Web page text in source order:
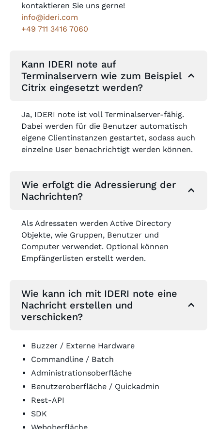
kontaktieren Sie uns gerne!
info@ideri.com
+49 711 3416 7060
Kann IDERI note auf
Terminalservern wie zum Beispiel
Citrix eingesetzt werden?
Ja, IDERI note ist voll Terminalserver-fähig.
Dabei werden für die Benutzer automatisch
eigene Clientinstanzen gestartet, sodass auch
einzelne User benachrichtigt werden können.
Wie erfolgt die Adressierung der
Nachrichten?
Als Adressaten werden Active Directory
Objekte, wie Gruppen, Benutzer und
Computer verwendet. Optional können
Empfängerlisten erstellt werden.
Wie kann ich mit IDERI note eine
Nachricht erstellen und
verschicken?
Buzzer / Externe Hardware
Commandline / Batch
Administrationsoberfläche
Benutzeroberfläche / Quickadmin
Rest-API
SDK